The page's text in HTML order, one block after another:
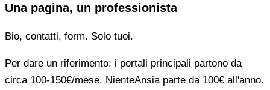
Una pagina, un professionista
Bio, contatti, form. Solo tuoi.
Per dare un riferimento: i portali principali partono da
circa 100-150€/mese. NienteAnsia parte da 100€ all'anno.